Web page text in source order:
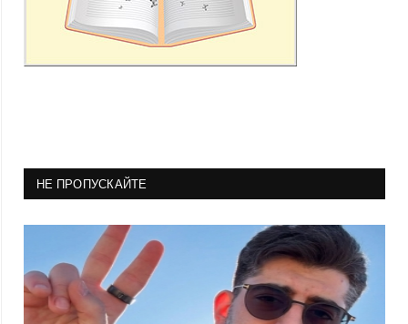
НЕ ПРОПУСКАЙТЕ